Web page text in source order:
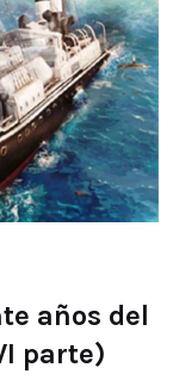
años del
parte)